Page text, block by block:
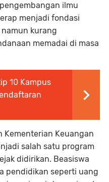
ilmu
menjadi fondasi
kurang
memadai di masa
10 Kampus
Kementerian Keuangan
salah satu program
didirikan. Beasiswa
pendidikan seperti uang